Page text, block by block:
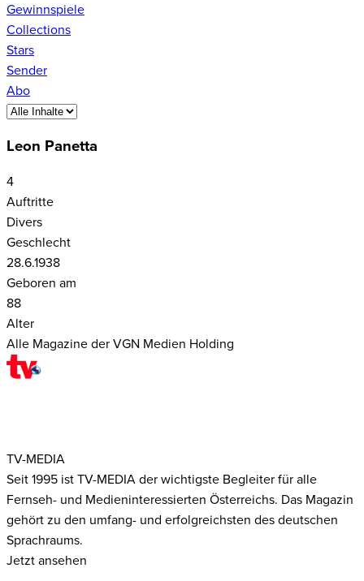
Gewinnspiele
Collections
Stars
Sender
Abo
Leon Panetta
4
Auftritte
Divers
Geschlecht
28.6.1938
Geboren am
88
Alter
Alle Magazine der VGN Medien Holding
TV-MEDIA
Seit 1995 ist TV-MEDIA der wichtigste Begleiter für alle
Fernseh- und Medieninteressierten Österreichs. Das Magazin
gehört zu den umfang- und erfolgreichsten des deutschen
Sprachraums.
Jetzt ansehen